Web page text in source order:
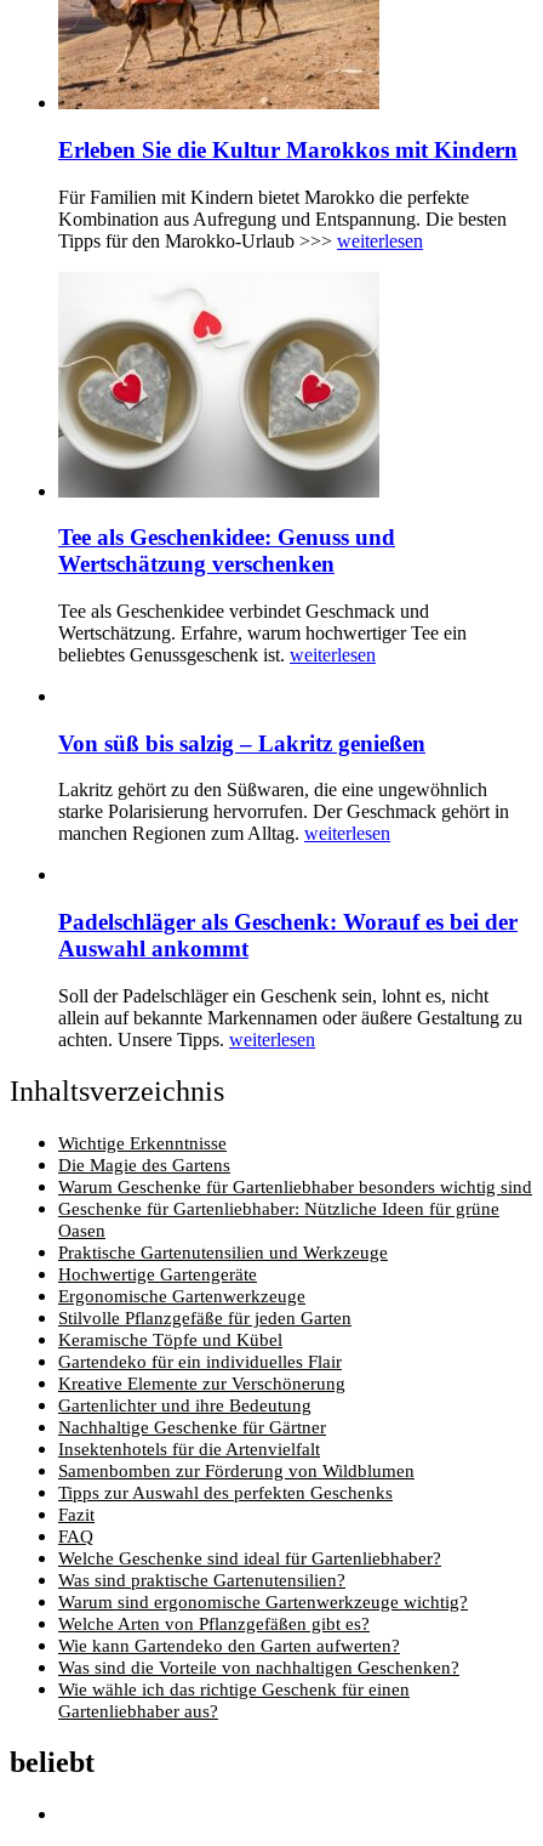
Erleben Sie die Kultur Marokkos mit Kindern
Für Familien mit Kindern bietet Marokko die perfekte
Kombination aus Aufregung und Entspannung. Die besten
Tipps für den Marokko-Urlaub >>> weiterlesen
Tee als Geschenkidee: Genuss und
Wertschätzung verschenken
Tee als Geschenkidee verbindet Geschmack und
Wertschätzung. Erfahre, warum hochwertiger Tee ein
beliebtes Genussgeschenk ist. weiterlesen
Von süß bis salzig – Lakritz genießen
Lakritz gehört zu den Süßwaren, die eine ungewöhnlich
starke Polarisierung hervorrufen. Der Geschmack gehört in
manchen Regionen zum Alltag. weiterlesen
Padelschläger als Geschenk: Worauf es bei der
Auswahl ankommt
Soll der Padelschläger ein Geschenk sein, lohnt es, nicht
allein auf bekannte Markennamen oder äußere Gestaltung zu
achten. Unsere Tipps. weiterlesen
Inhaltsverzeichnis
Wichtige Erkenntnisse
Die Magie des Gartens
Warum Geschenke für Gartenliebhaber besonders wichtig sind
Geschenke für Gartenliebhaber: Nützliche Ideen für grüne
Oasen
Praktische Gartenutensilien und Werkzeuge
Hochwertige Gartengeräte
Ergonomische Gartenwerkzeuge
Stilvolle Pflanzgefäße für jeden Garten
Keramische Töpfe und Kübel
Gartendeko für ein individuelles Flair
Kreative Elemente zur Verschönerung
Gartenlichter und ihre Bedeutung
Nachhaltige Geschenke für Gärtner
Insektenhotels für die Artenvielfalt
Samenbomben zur Förderung von Wildblumen
Tipps zur Auswahl des perfekten Geschenks
Fazit
FAQ
Welche Geschenke sind ideal für Gartenliebhaber?
Was sind praktische Gartenutensilien?
Warum sind ergonomische Gartenwerkzeuge wichtig?
Welche Arten von Pflanzgefäßen gibt es?
Wie kann Gartendeko den Garten aufwerten?
Was sind die Vorteile von nachhaltigen Geschenken?
Wie wähle ich das richtige Geschenk für einen
Gartenliebhaber aus?
beliebt